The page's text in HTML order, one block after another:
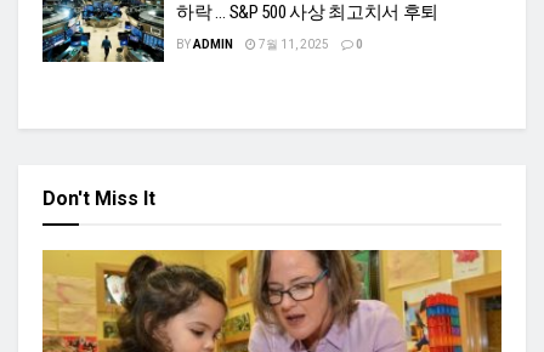
하락 … S&P 500 사상 최고치서 후퇴
BYADMIN 7월 11, 2025 0
Don't Miss It